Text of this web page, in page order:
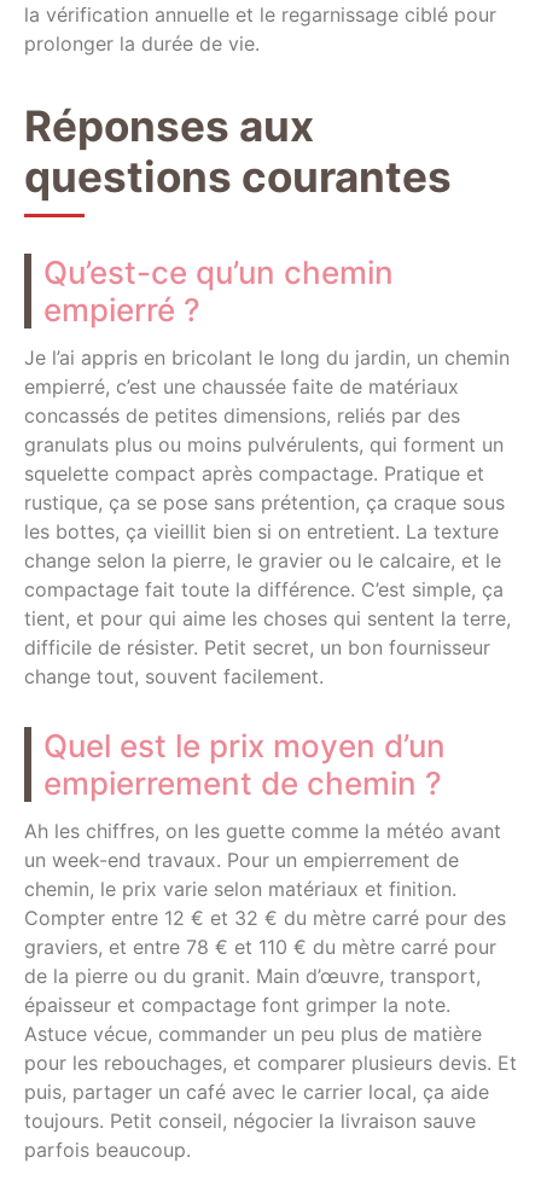
la vérification annuelle et le regarnissage ciblé pour
prolonger la durée de vie.
Réponses aux
questions courantes
Qu’est-ce qu’un chemin
empierré ?
Je l’ai appris en bricolant le long du jardin, un chemin
empierré, c’est une chaussée faite de matériaux
concassés de petites dimensions, reliés par des
granulats plus ou moins pulvérulents, qui forment un
squelette compact après compactage. Pratique et
rustique, ça se pose sans prétention, ça craque sous
les bottes, ça vieillit bien si on entretient. La texture
change selon la pierre, le gravier ou le calcaire, et le
compactage fait toute la différence. C’est simple, ça
tient, et pour qui aime les choses qui sentent la terre,
difficile de résister. Petit secret, un bon fournisseur
change tout, souvent facilement.
Quel est le prix moyen d’un
empierrement de chemin ?
Ah les chiffres, on les guette comme la météo avant
un week-end travaux. Pour un empierrement de
chemin, le prix varie selon matériaux et finition.
Compter entre 12 € et 32 € du mètre carré pour des
graviers, et entre 78 € et 110 € du mètre carré pour
de la pierre ou du granit. Main d’œuvre, transport,
épaisseur et compactage font grimper la note.
Astuce vécue, commander un peu plus de matière
pour les rebouchages, et comparer plusieurs devis. Et
puis, partager un café avec le carrier local, ça aide
toujours. Petit conseil, négocier la livraison sauve
parfois beaucoup.